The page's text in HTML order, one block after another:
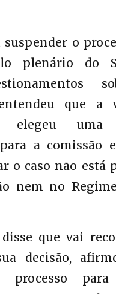
o
plenário do
que a
elegeu uma
a comissão
o caso não está
nem no
que vai
decisão,
processo